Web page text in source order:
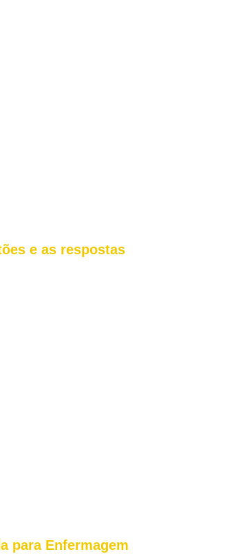
e as respostas
para Enfermagem